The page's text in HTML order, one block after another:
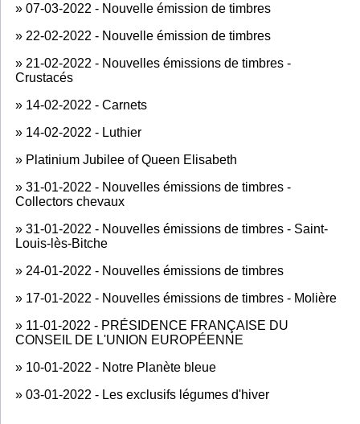
» 07-03-2022 - Nouvelle émission de timbres
» 22-02-2022 - Nouvelle émission de timbres
» 21-02-2022 - Nouvelles émissions de timbres -
Crustacés
» 14-02-2022 - Carnets
» 14-02-2022 - Luthier
» Platinium Jubilee of Queen Elisabeth
» 31-01-2022 - Nouvelles émissions de timbres -
Collectors chevaux
» 31-01-2022 - Nouvelles émissions de timbres - Saint-
Louis-lès-Bitche
» 24-01-2022 - Nouvelles émissions de timbres
» 17-01-2022 - Nouvelles émissions de timbres - Molière
» 11-01-2022 - PRÉSIDENCE FRANÇAISE DU
CONSEIL DE L'UNION EUROPÉENNE
» 10-01-2022 - Notre Planète bleue
» 03-01-2022 - Les exclusifs légumes d'hiver